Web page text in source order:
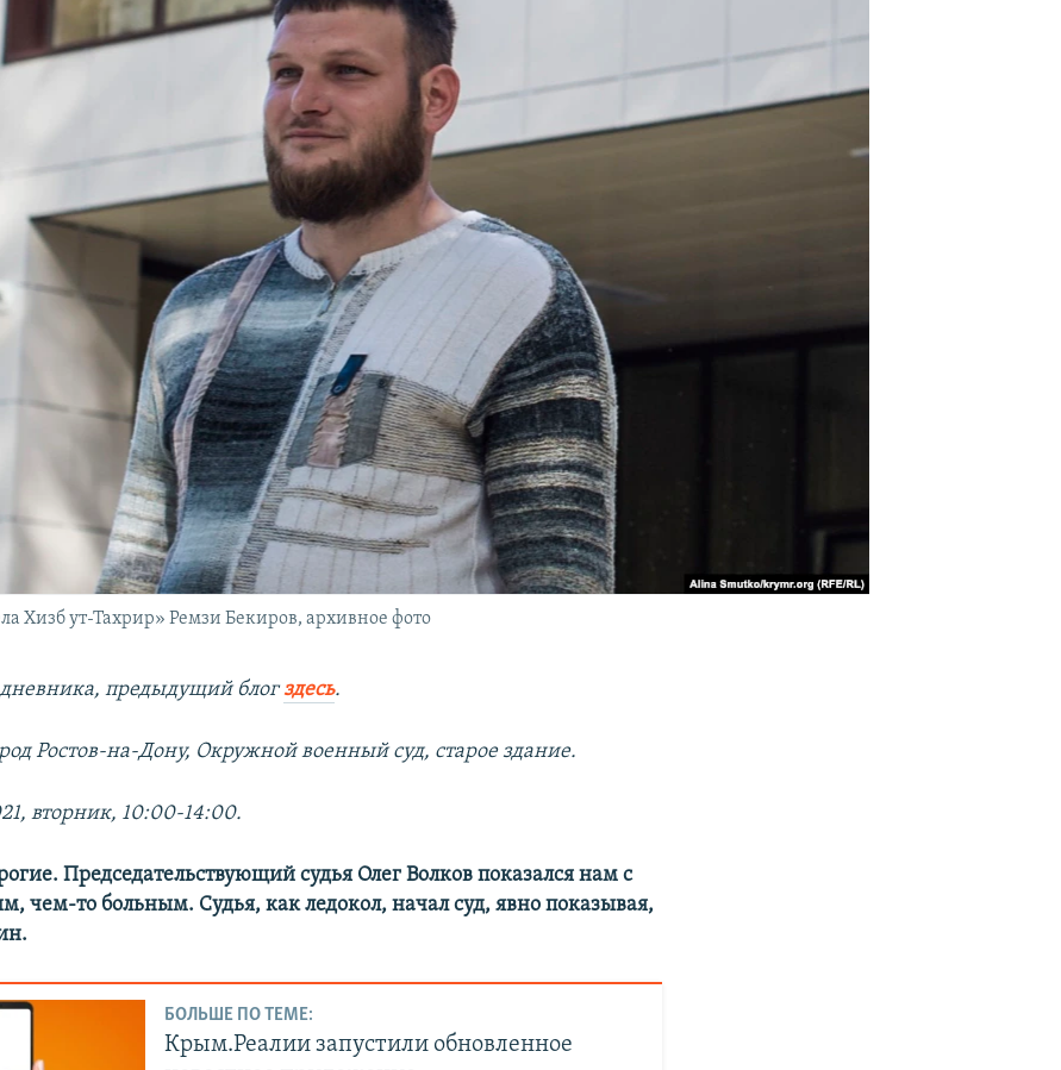
Хизб ут-Тахрир» Ремзи Бекиров, архивное фото
предыдущий блогздесь.
Ростов-на-Дону, Окружной военный суд, старое здание.
вторник, 10:00-14:00.
Председательствующий судья Олег Волков показался нам с
чем-то больным. Судья, как ледокол, начал суд, явно показывая,
БОЛЬШЕ ПО ТЕМЕ:
Крым.Реалии запустили обновленное